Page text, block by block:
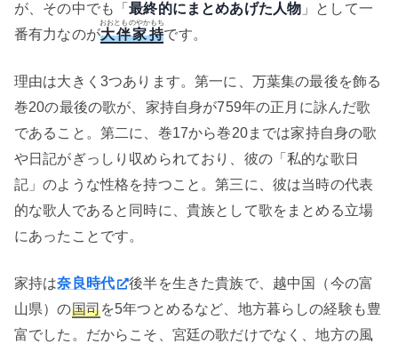
が、その中でも「最終的にまとめあげた人物 」として一
番有力なのが大伴家持
おおとものやかもち
です。
理由は大きく3つあります。第一に、万葉集の最後を飾る
巻20の最後の歌が、家持自身が759年の正月に詠んだ歌
であること。第二に、巻17から巻20までは家持自身の歌
や日記がぎっしり収められており、彼の「私的な歌日
記」のような性格を持つこと。第三に、彼は当時の代表
的な歌人であると同時に、貴族として歌をまとめる立場
にあったことです。
家持は奈良時代
後半を生きた貴族で、越中国（今の富
山県）の国司を5年つとめるなど、地方暮らしの経験も豊
富でした。だからこそ、宮廷の歌だけでなく、地方の風